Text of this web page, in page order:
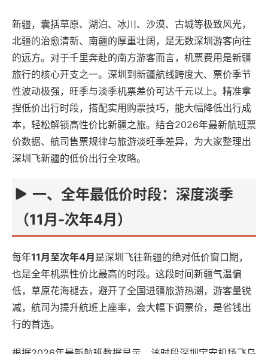
新疆，囊括草原、湖泊、冰川、沙漠、古城等极致风光，
北疆的治愈清新、南疆的厚重壮阔，是无数深圳游客向往
的远方。对于千里奔赴的南方游客而言，机票费用是新疆
旅行的核心开支之一。深圳到新疆航线跨度大、票价季节
性波动极强，旺季与淡季机票差价可达千元以上。精准拿
捏低价出行时段，搭配实用购票技巧，能大幅降低出行成
本，轻松解锁高性价比新疆之旅。结合2026年最新航班票
价数据、航司售票规律与旅游淡旺季差异，为大家整理出
深圳飞新疆的低价出行全攻略。
一、全年最低价时段：深度淡季
（11月-次年4月）
每年11月至次年4月 是深圳飞往新疆的绝对低价窗口期，
也是全年机票性价比最高的时段。这段时间新疆气温偏
低，草原花海褪去，避开了全国进疆旅游热潮，游客量锐
减，航司为提升航班上座率，会大幅下调票价，是省钱出
行的首选。